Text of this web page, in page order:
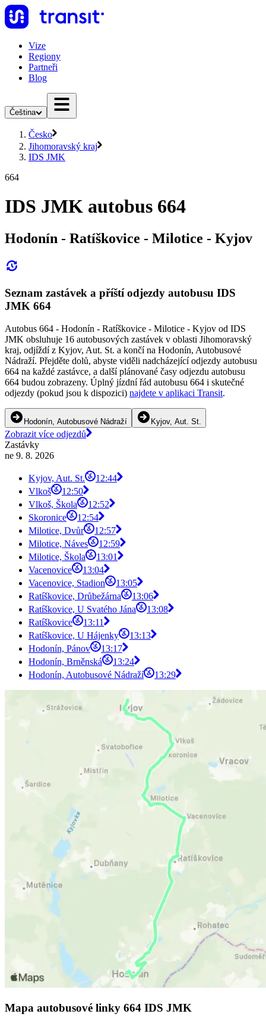
Vize
Regiony
Partneři
Blog
Čeština
Česko
Jihomoravský kraj
IDS JMK
664
IDS JMK autobus 664
Hodonín - Ratíškovice - Milotice - Kyjov
Seznam zastávek a příští odjezdy autobusu IDS
JMK 664
Autobus 664 - Hodonín - Ratíškovice - Milotice - Kyjov od IDS
JMK obsluhuje 16 autobusových zastávek v oblasti Jihomoravský
kraj, odjíždí z Kyjov, Aut. St. a končí na Hodonín, Autobusové
Nádraží. Přejděte dolů, abyste viděli nadcházející odjezdy autobusu
664 na každé zastávce, a další plánované časy odjezdu autobusu
664 budou zobrazeny. Úplný jízdní řád autobusu 664 i skutečné
odjezdy (pokud jsou k dispozici) najdete v aplikaci Transit.
Hodonín, Autobusové Nádraží Kyjov, Aut. St.
Zobrazit více odjezdů
Zastávky
ne 9. 8. 2026
Kyjov, Aut. St.
12:44
Vlkoš
12:50
Vlkoš, Škola
12:52
Skoronice
12:54
Milotice, Dvůr
12:57
Milotice, Náves
12:59
Milotice, Škola
13:01
Vacenovice
13:04
Vacenovice, Stadion
13:05
Ratíškovice, Drůbežárna
13:06
Ratíškovice, U Svatého Jána
13:08
Ratíškovice
13:11
Ratíškovice, U Hájenky
13:13
Hodonín, Pánov
13:17
Hodonín, Brněnská
13:24
Hodonín, Autobusové Nádraží
13:29
Mapa autobusové linky 664 IDS JMK